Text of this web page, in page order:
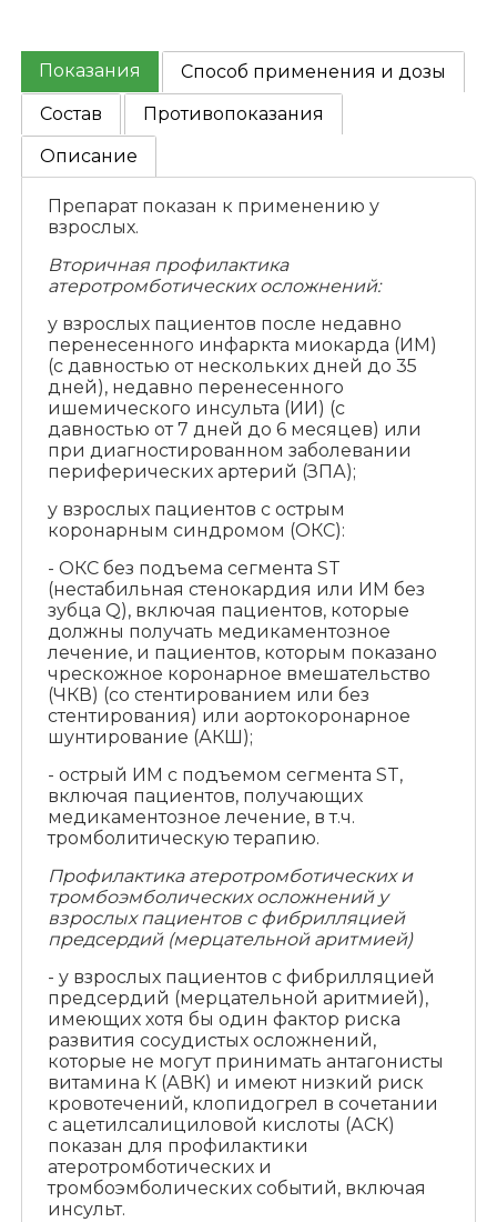
Показания
Способ применения и дозы
Состав
Противопоказания
Описание
Препарат показан к применению у
взрослых.
Вторичная профилактика
атеротромботических осложнений:
у взрослых пациентов после недавно
перенесенного инфаркта миокарда (ИМ)
(с давностью от нескольких дней до 35
дней), недавно перенесенного
ишемического инсульта (ИИ) (с
давностью от 7 дней до 6 месяцев) или
при диагностированном заболевании
периферических артерий (ЗПА);
у взрослых пациентов с острым
коронарным синдромом (ОКС):
- ОКС без подъема сегмента ST
(нестабильная стенокардия или ИМ без
зубца Q), включая пациентов, которые
должны получать медикаментозное
лечение, и пациентов, которым показано
чрескожное коронарное вмешательство
(ЧКВ) (со стентированием или без
стентирования) или аортокоронарное
шунтирование (АКШ);
- острый ИМ с подъемом сегмента ST,
включая пациентов, получающих
медикаментозное лечение, в т.ч.
тромболитическую терапию.
Профилактика атеротромботических и
тромбоэмболических осложнений у
взрослых пациентов с фибрилляцией
предсердий (мерцательной аритмией)
- у взрослых пациентов с фибрилляцией
предсердий (мерцательной аритмией),
имеющих хотя бы один фактор риска
развития сосудистых осложнений,
которые не могут принимать антагонисты
витамина К (АВК) и имеют низкий риск
кровотечений, клопидогрел в сочетании
с ацетилсалициловой кислоты (АСК)
показан для профилактики
атеротромботических и
тромбоэмболических событий, включая
инсульт.